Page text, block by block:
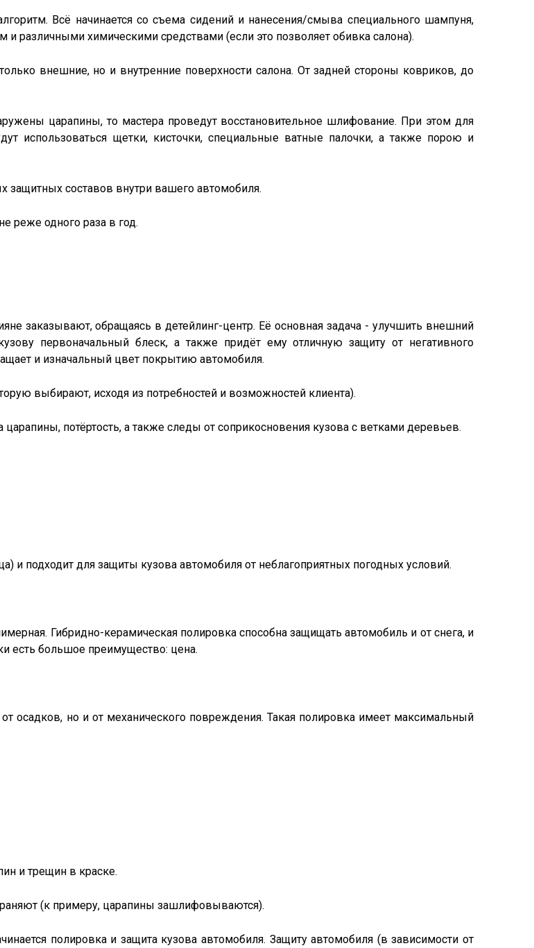
Всё начинается со съема сидений и нанесения/смыва специального шампуня,
и различными химическими средствами (если это позволяет обивка салона).
внешние, но и внутренние поверхности салона. От задней стороны ковриков, до
царапины, то мастера проведут восстановительное шлифование. При этом для
использоваться щетки, кисточки, специальные ватные палочки, а также порою и
защитных составов внутри вашего автомобиля.
реже одного раза в год.
заказывают, обращаясь в детейлинг-центр. Её основная задача - улучшить внешний
первоначальный блеск, а также придёт ему отличную защиту от негативного
и изначальный цвет покрытию автомобиля.
выбирают, исходя из потребностей и возможностей клиента).
потёртость, а также следы от соприкосновения кузова с ветками деревьев.
и подходит для защиты кузова автомобиля от неблагоприятных погодных условий.
Гибридно-керамическая полировка способна защищать автомобиль и от снега, и
есть большое преимущество: цена.
осадков, но и от механического повреждения. Такая полировка имеет максимальный
и трещин в краске.
(к примеру, царапины зашлифовываются).
полировка и защита кузова автомобиля. Защиту автомобиля (в зависимости от